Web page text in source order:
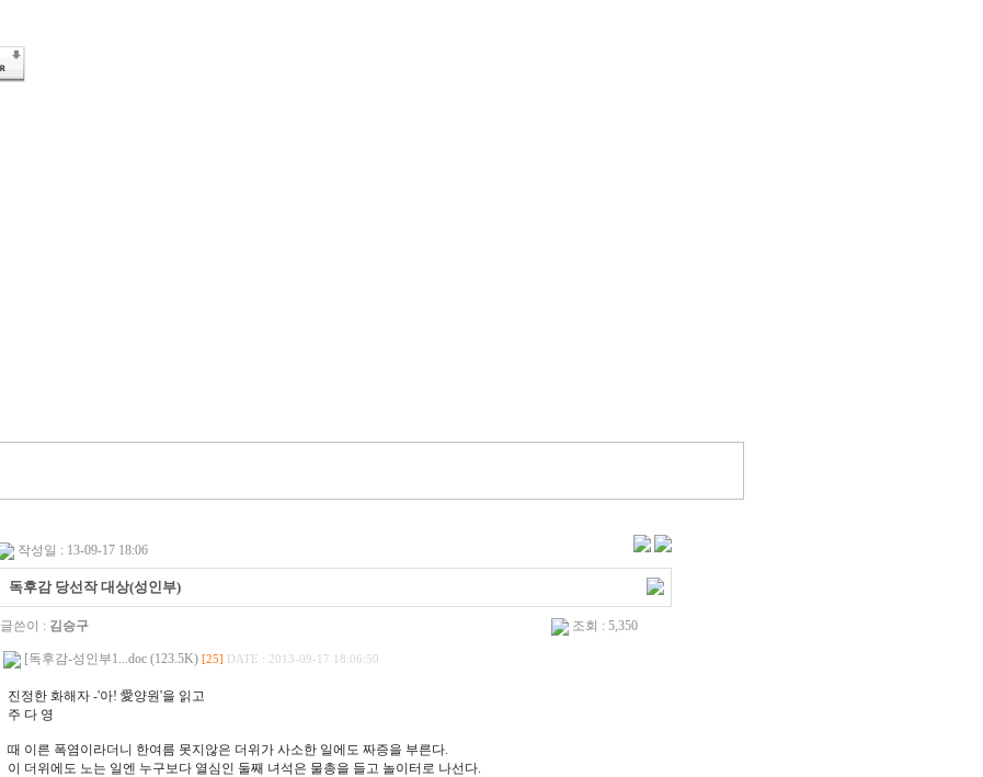
작성일 : 13-09-17 18:06
독후감 당선작 대상(성인부)
글쓴이 : 김승구 조회 : 5,350
[독후감-성인부1...doc (123.5K) [25] DATE : 2013-09-17 18:06:50
진정한 화해자 -'아! 愛양원'을 읽고
주 다 영
때 이른 폭염이라더니 한여름 못지않은 더위가 사소한 일에도 짜증을 부른다.
이 더위에도 노는 일엔 누구보다 열심인 둘째 녀석은 물총을 들고 놀이터로 나선다.